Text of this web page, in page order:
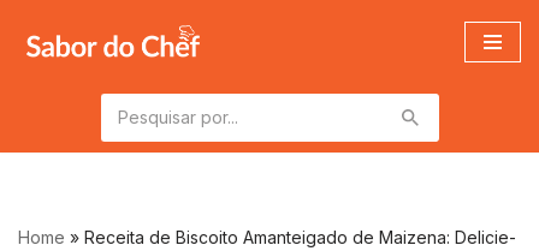
Pular
conteúdo
Home » Receita de Biscoito Amanteigado de Maizena: Delicie-